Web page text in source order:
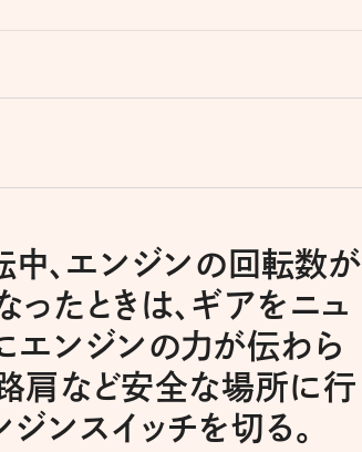
、エンジンの回転数が
ったときは、ギアをニュ
エンジンの力が伝わら
肩など安全な場所に行
ンスイッチを切る。